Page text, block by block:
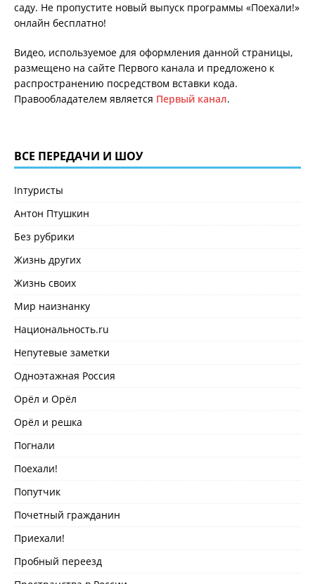
саду. Не пропустите новый выпуск программы «Поехали!»
онлайн бесплатно!
Видео, используемое для оформления данной страницы,
размещено на сайте Первого канала и предложено к
распространению посредством вставки кода.
Правообладателем является Первый канал.
ВСЕ ПЕРЕДАЧИ И ШОУ
Inтуристы
Антон Птушкин
Без рубрики
Жизнь других
Жизнь своих
Мир наизнанку
Национальность.ru
Непутевые заметки
Одноэтажная Россия
Орёл и Орёл
Орёл и решка
Погнали
Поехали!
Попутчик
Почетный гражданин
Приехали!
Пробный переезд